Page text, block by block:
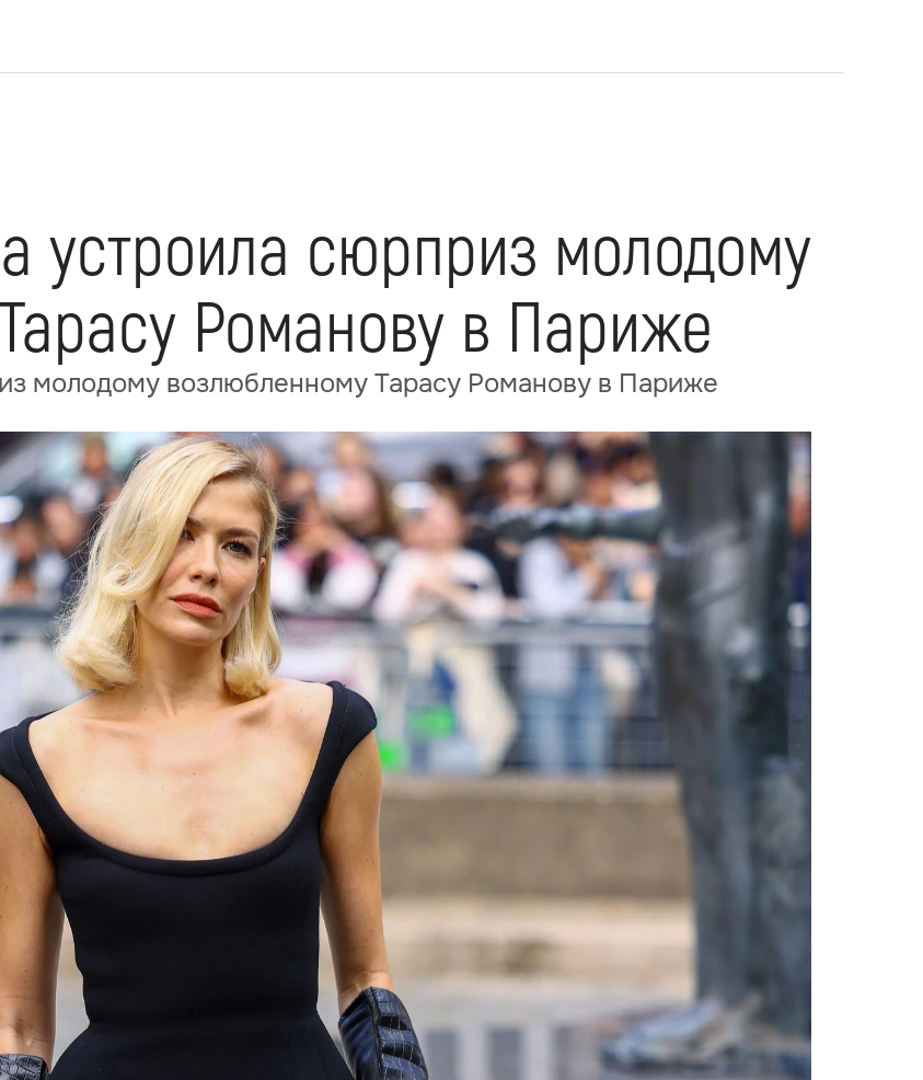
устроила сюрприз молодому
Романову в Париже
молодому возлюбленному Тарасу Романову в Париже